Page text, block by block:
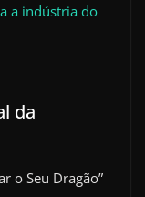
a indústria do
da
o Seu Dragão”